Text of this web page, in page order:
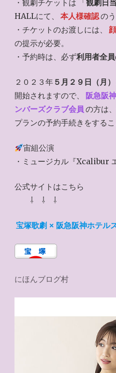
・観劇チケットは 「観劇日
HALLにて、
本人様確認の
・チケットのお渡しには、
の提示が必要。
・予約時は、必ず利用者全
２０２３年 ５月２９日（月
開始されますので、
阪急阪
ンバーズクラブ会員 の方は
プランの予約手続きをするこ
宙組公演
・ミュージカル『Xcalibur
公式サイトはこちら
⇩ ⇩ ⇩
宝塚歌劇 × 阪急阪神ホテル
にほんブログ村